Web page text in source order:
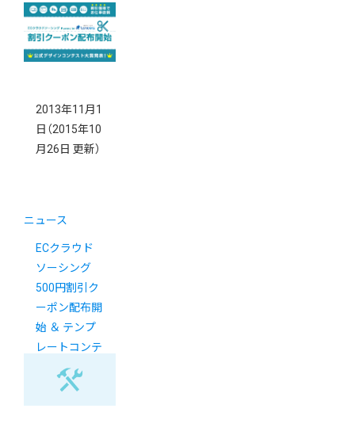
2013年11月1
日 （2015年10
月26日 更新）
ニュース
ECクラウド
ソーシング
500円割引ク
ーポン配布開
始 ＆ テンプ
レートコンテ
スト結果発表